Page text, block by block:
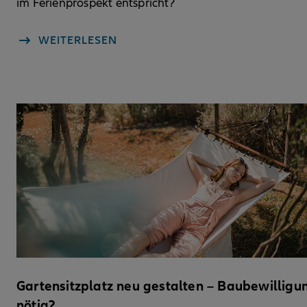
im Ferienprospekt entspricht?
WEITERLESEN
Gartensitzplatz neu gestalten –